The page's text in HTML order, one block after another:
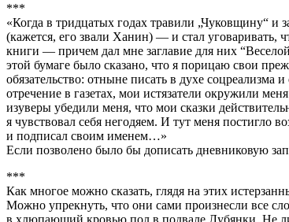
***
«Когда в тридцатых годах травили „Чуковщину“ и
(кажется, его звали Ханин) — и стал уговаривать,
книги — причем дал мне заглавие для них
этой бумаге было сказано, что я порицаю свои
обязательство: отныне писать в духе
отречение в газетах, мои истязатели окружили
изуверы убедили меня, что мои сказки
я чувствовал себя негодяем. И тут меня постигло
и подписал своим именем…»
Если позволено было бы дописать дневниковую
***
Как многое можно сказать, глядя на этих
Можно упрекнуть, что они сами произнесли все
в хлюпающий кровью пол в подвале Лубянки. Не